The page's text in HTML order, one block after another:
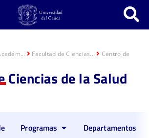
Facultad de Ciencias...
Centro de
Ciencias de la Salud
Programas Departamentos